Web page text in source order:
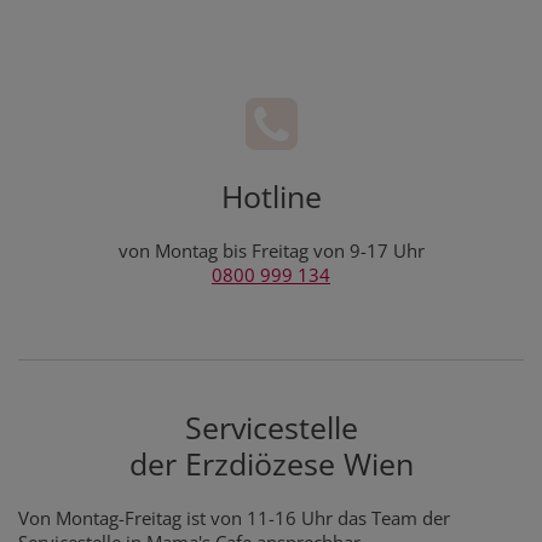
Hotline
von Montag bis Freitag von 9-17 Uhr
0800 999 134
Servicestelle
der Erzdiözese Wien
Von Montag-Freitag ist von 11-16 Uhr das Team der